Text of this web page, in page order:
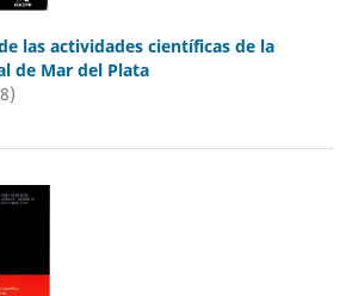
las actividades científicas de la
de Mar del Plata